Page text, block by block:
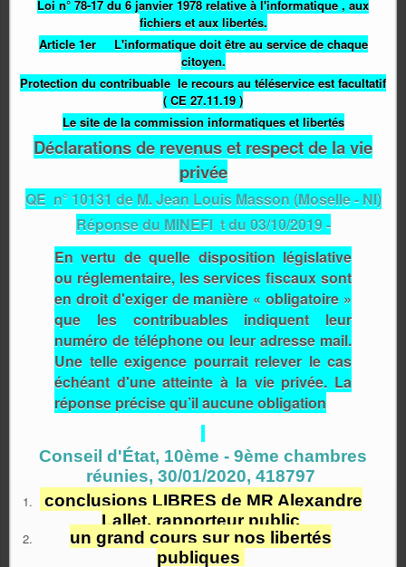
Loi n° 78-17 du 6 janvier 1978 relative à l'informatique , aux
fichiers et aux libertés.
Article 1er L'informatique doit être au service de chaque
citoyen.
Protection du contribuable le recours au téléservice est facultatif
( CE 27.11.19 )
Le site de la commission informatiques et libertés
Déclarations de revenus et respect de la vie
privée
QE n° 10131 de M. Jean Louis Masson (Moselle - NI)
Réponse du MINEFI t du 03/10/2019 -
En vertu de quelle disposition législative
ou réglementaire, les services fiscaux sont
en droit d'exiger de manière « obligatoire »
que les contribuables indiquent leur
numéro de téléphone ou leur adresse mail.
Une telle exigence pourrait relever le cas
échéant d'une atteinte à la vie privée. La
réponse précise qu’il aucune obligation
Conseil d'État, 10ème - 9ème chambres
réunies, 30/01/2020, 418797
conclusions LIBRES de MR Alexandre
Lallet, rapporteur public
un grand cours sur nos libertés
publiques